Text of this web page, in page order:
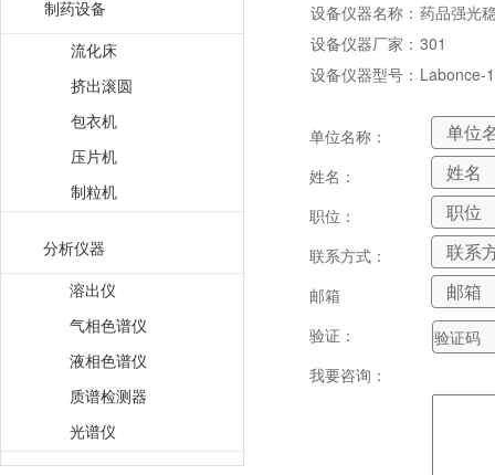
制药设备
流化床
挤出滚圆
包衣机
压片机
制粒机
分析仪器
溶出仪
气相色谱仪
液相色谱仪
质谱检测器
光谱仪
设备仪器名称： 药品强光
设备仪器厂家： 301
设备仪器型号： Labonce-
单位名称：
姓名：
职位：
联系方式：
邮箱
验证：
我要咨询：